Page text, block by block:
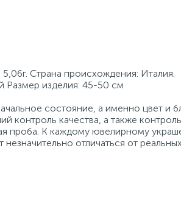
Страна происхождения: Италия.
Размер изделия: 45-50 см
состояние, а именно цвет и
контроль качества, а также
проба. К каждому ювелирному
отличаться от